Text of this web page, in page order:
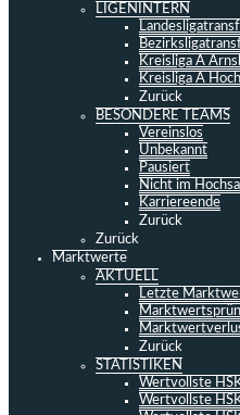
LIGENINTERN
Kreisliga A
Kreisliga A
Zurück
BESONDERE TEAMS
Vereinslos
Unbekannt
Pausiert
Nicht im
Karriereende
Zurück
Zurück
Marktwerte
AKTUELL
Letzte
Zurück
STATISTIKEN
Wertvollste
Wertvollste